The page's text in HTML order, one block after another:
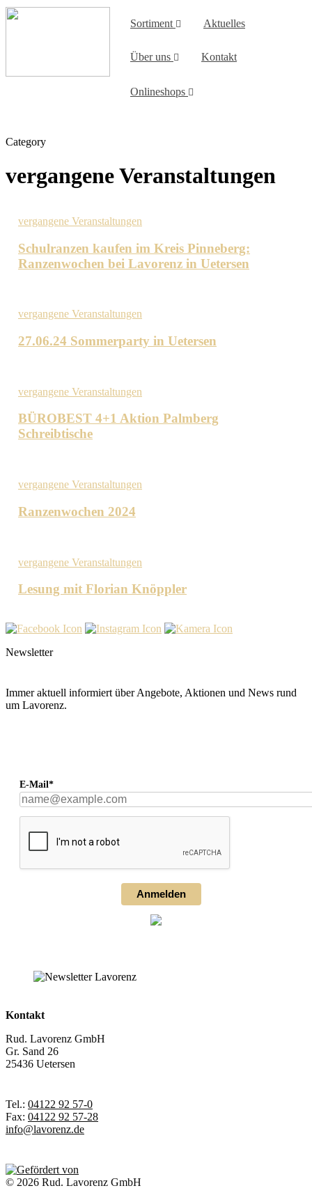
Sortiment Aktuelles
Über uns Kontakt
Onlineshops
Category
vergangene Veranstaltungen
vergangene Veranstaltungen
Schulranzen kaufen im Kreis Pinneberg:
Ranzenwochen bei Lavorenz in Uetersen
vergangene Veranstaltungen
27.06.24 Sommerparty in Uetersen
vergangene Veranstaltungen
BÜROBEST 4+1 Aktion Palmberg
Schreibtische
vergangene Veranstaltungen
Ranzenwochen 2024
vergangene Veranstaltungen
Lesung mit Florian Knöppler
Newsletter
Immer aktuell informiert über Angebote, Aktionen und News rund
um Lavorenz.
E-Mail*
Anmelden
Kontakt
Rud. Lavorenz GmbH
Gr. Sand 26
25436 Uetersen
Tel.: 04122 92 57-0
Fax: 04122 92 57-28
info@lavorenz.de
© 2026 Rud. Lavorenz GmbH